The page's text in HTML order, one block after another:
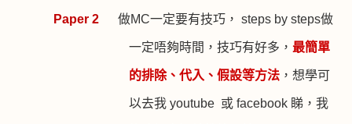
Paper 2 做MC一定要有技巧， steps by steps做
一定唔夠時間，技巧有好多， 最簡單
的排除、代入、假設等方法，想學可
以去我 youtube 或 facebook 睇，我